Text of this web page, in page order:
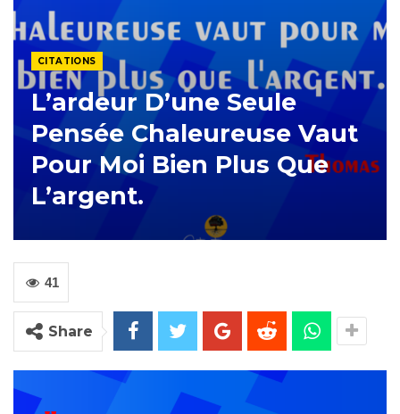
CITATIONS
L’ardeur D’une Seule
Pensée Chaleureuse Vaut
Pour Moi Bien Plus Que
L’argent.
41
Share